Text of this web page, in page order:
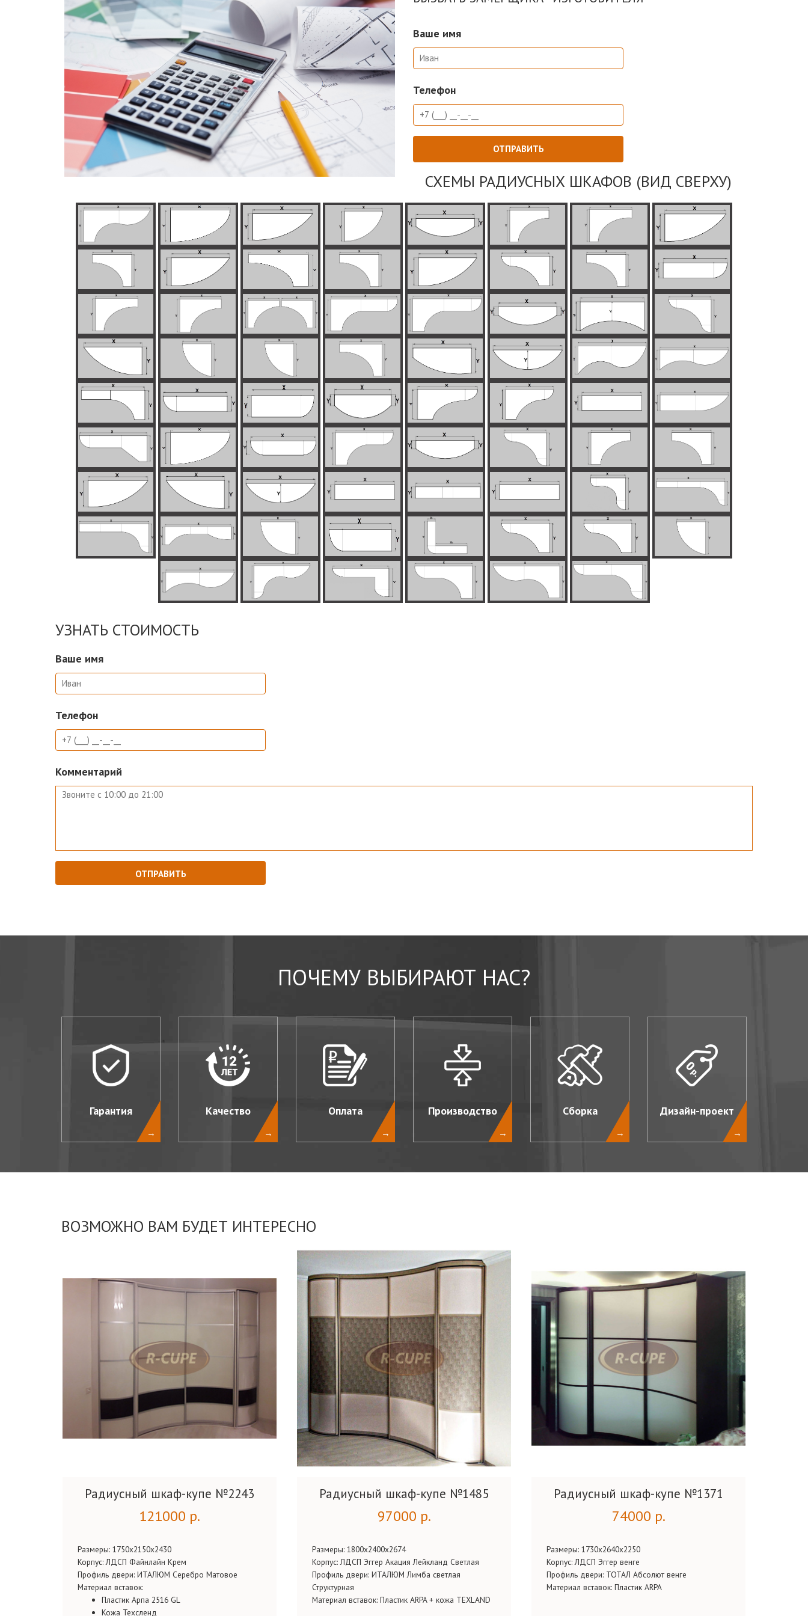
Ваше имя
Телефон
СХЕМЫ РАДИУСНЫХ ШКАФОВ (ВИД СВЕРХУ)
УЗНАТЬ СТОИМОСТЬ
Ваше имя
Телефон
Комментарий
ПОЧЕМУ ВЫБИРАЮТ НАС?
Гарантия
→
Качество
→
Оплата
→
Производство
→
Сборка
→
Дизайн-проект
→
ВОЗМОЖНО ВАМ БУДЕТ ИНТЕРЕСНО
Радиусный шкаф-купе №2243
121000 р.
Размеры: 1750х2150х2430
Корпус: ЛДСП Файнлайн Крем
Профиль двери: ИТАЛЮМ Серебро Матовое
Материал вставок:
Пластик Арпа 2516 GL
Кожа Техсленд
Радиусный шкаф-купе №1485
97000 р.
Размеры: 1800х2400х2674
Корпус: ЛДСП Эггер Акация Лейкланд Светлая
Профиль двери: ИТАЛЮМ Лимба светлая
Структурная
Материал вставок: Пластик ARPA + кожа TEXLAND
Радиусный шкаф-купе №1371
74000 р.
Размеры: 1730х2640х2250
Корпус: ЛДСП Эггер венге
Профиль двери: ТОТАЛ Абсолют венге
Материал вставок: Пластик ARPA